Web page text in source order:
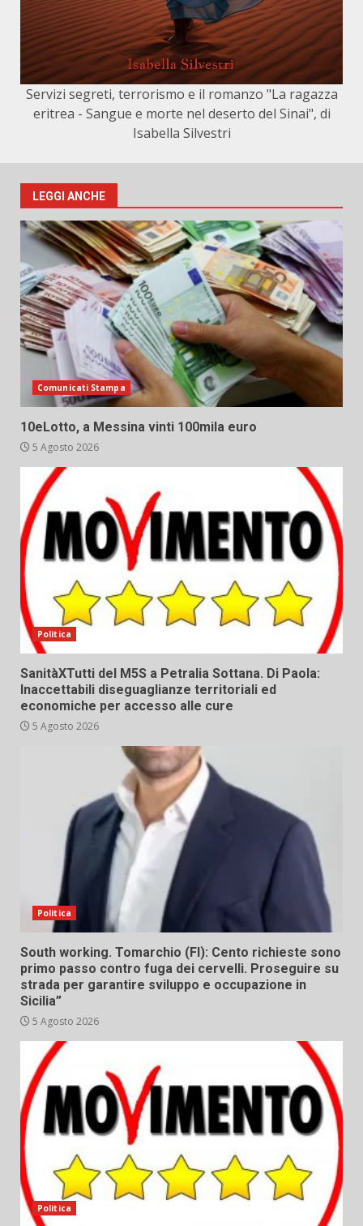
Servizi segreti, terrorismo e il romanzo "La ragazza
eritrea - Sangue e morte nel deserto del Sinai", di
Isabella Silvestri
LEGGI ANCHE
Comunicati Stampa
10eLotto, a Messina vinti 100mila euro
5 Agosto 2026
Politica
SanitàXTutti del M5S a Petralia Sottana. Di Paola:
Inaccettabili diseguaglianze territoriali ed
economiche per accesso alle cure
5 Agosto 2026
Politica
South working. Tomarchio (FI): Cento richieste sono
primo passo contro fuga dei cervelli. Proseguire su
strada per garantire sviluppo e occupazione in
Sicilia”
5 Agosto 2026
Politica